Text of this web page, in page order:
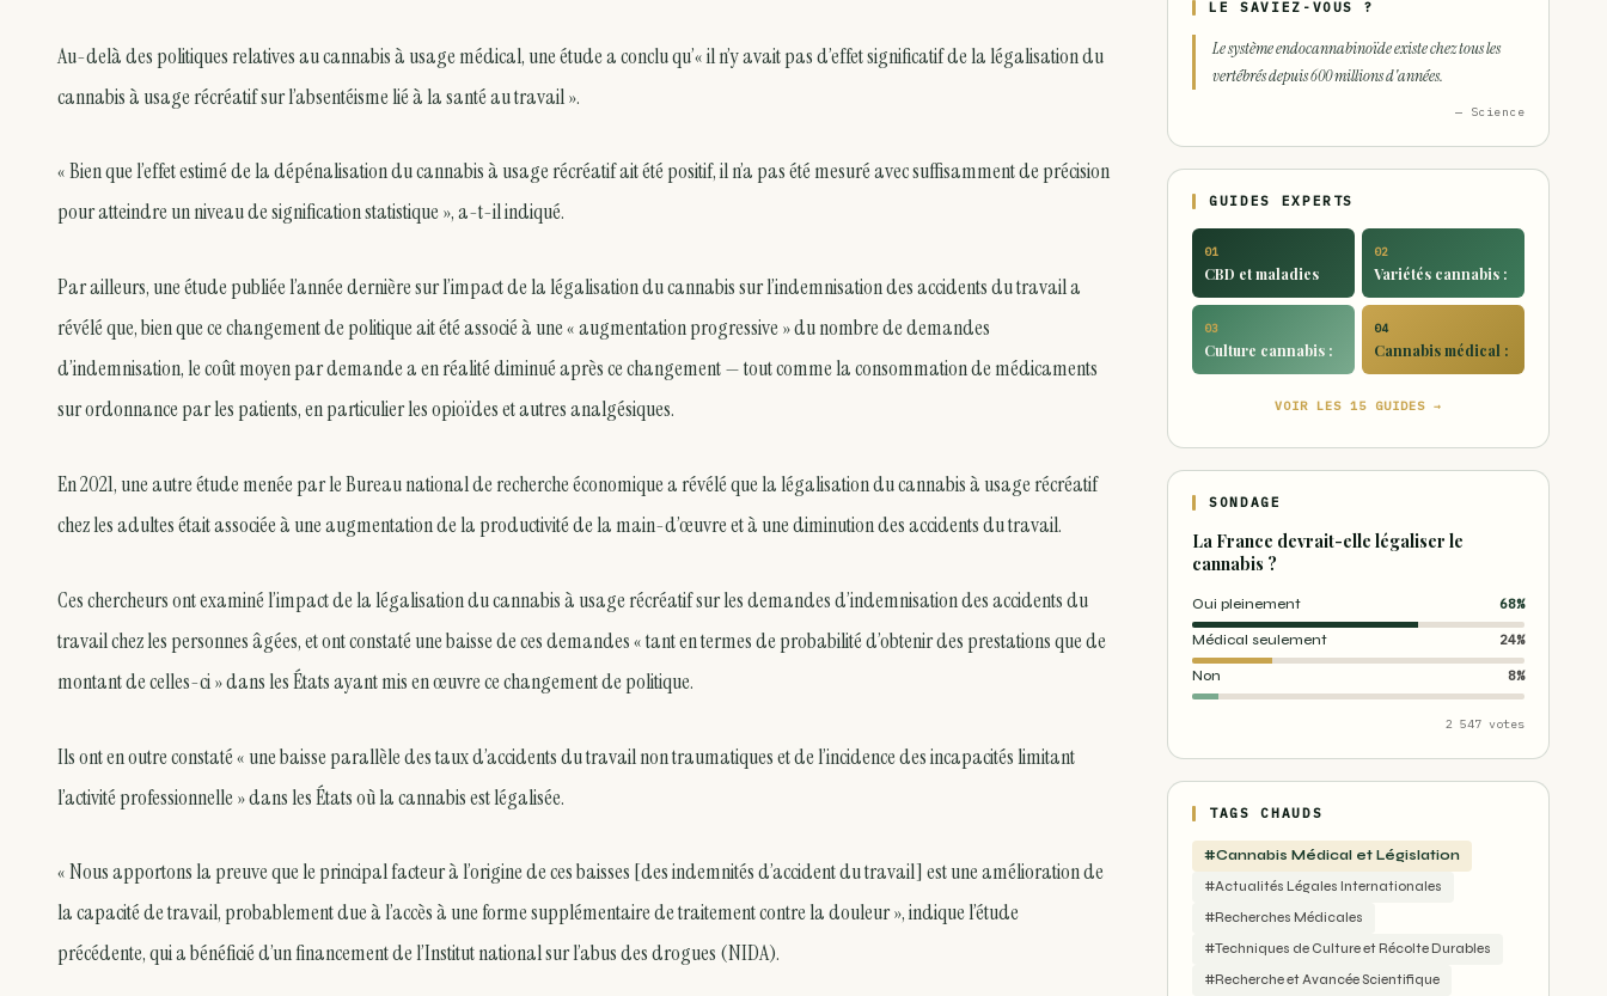
Au-delà des politiques relatives au cannabis à usage médical, une étude a conclu qu’« il n’y avait pas d’effet significatif de la légalisation du
cannabis à usage récréatif sur l’absentéisme lié à la santé au travail ».
« Bien que l’effet estimé de la dépénalisation du cannabis à usage récréatif ait été positif, il n’a pas été mesuré avec suffisamment de précision
pour atteindre un niveau de signification statistique », a-t-il indiqué.
Par ailleurs, une étude publiée l’année dernière sur l’impact de la légalisation du cannabis sur l’indemnisation des accidents du travail a
révélé que, bien que ce changement de politique ait été associé à une « augmentation progressive » du nombre de demandes
d’indemnisation, le coût moyen par demande a en réalité diminué après ce changement — tout comme la consommation de médicaments
sur ordonnance par les patients, en particulier les opioïdes et autres analgésiques.
En 2021, une autre étude menée par le Bureau national de recherche économique a révélé que la légalisation du cannabis à usage récréatif
chez les adultes était associée à une augmentation de la productivité de la main-d’œuvre et à une diminution des accidents du travail.
Ces chercheurs ont examiné l’impact de la légalisation du cannabis à usage récréatif sur les demandes d’indemnisation des accidents du
travail chez les personnes âgées, et ont constaté une baisse de ces demandes « tant en termes de probabilité d’obtenir des prestations que de
montant de celles-ci » dans les États ayant mis en œuvre ce changement de politique.
Ils ont en outre constaté « une baisse parallèle des taux d’accidents du travail non traumatiques et de l’incidence des incapacités limitant
l’activité professionnelle » dans les États où la cannabis est légalisée.
« Nous apportons la preuve que le principal facteur à l’origine de ces baisses [des indemnités d’accident du travail] est une amélioration de
la capacité de travail, probablement due à l’accès à une forme supplémentaire de traitement contre la douleur », indique l’étude
précédente, qui a bénéficié d’un financement de l’Institut national sur l’abus des drogues (NIDA).
LE SAVIEZ-VOUS ?
Le système endocannabinoïde existe chez tous les
vertébrés depuis 600 millions d'années.
— Science
GUIDES EXPERTS
01
CBD et maladies
02
Variétés cannabis :
03
Culture cannabis :
04
Cannabis médical :
VOIR LES 15 GUIDES →
SONDAGE
La France devrait-elle légaliser le
cannabis ?
Oui pleinement 68%
Médical seulement 24%
Non 8%
2 547 votes
TAGS CHAUDS
#Cannabis Médical et Législation
#Actualités Légales Internationales
#Recherches Médicales
#Techniques de Culture et Récolte Durables
#Recherche et Avancée Scientifique